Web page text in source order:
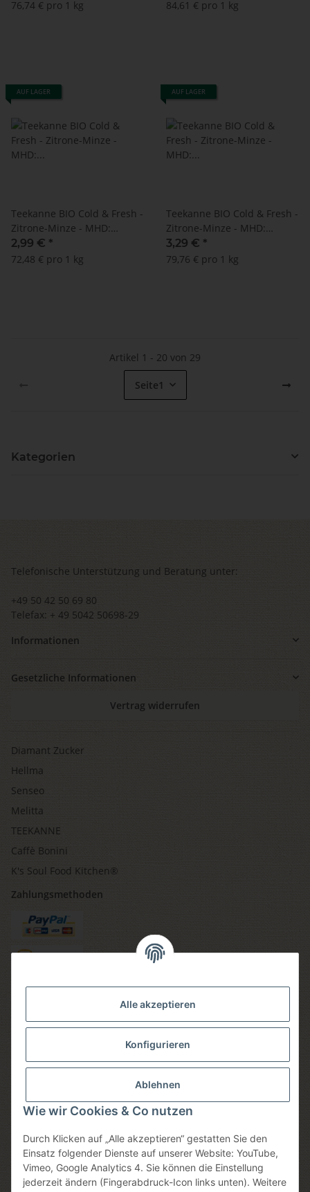
Alle akzeptieren
Konfigurieren
Ablehnen
Wie wir Cookies & Co nutzen
Durch Klicken auf „Alle akzeptieren“ gestatten Sie den
Einsatz folgender Dienste auf unserer Website: YouTube,
Vimeo, Google Analytics 4. Sie können die Einstellung
jederzeit ändern (Fingerabdruck-Icon links unten). Weitere
76,74 € pro 1 kg
g
84,61 € pro 1 kg
AUF LAGER
Teekanne BIO Cold & Fresh -
Zitrone-Minze - MHD:
28.02.2025 ! (15
Doppelkammerbeutel à 2,75
2,99 € *
72,48 € pro 1 kg
AUF LAGER
Teekanne BIO Cold & Fresh -
Zitrone-Minze - MHD:
28.02.2026 ! (15
Doppelkammerbeutel à 2,75
3,29 € *
79,76 € pro 1 kg
Artikel 1 - 20 von 29
Seite1
Kategorien
Telefonische Unterstützung und Beratung unter:
+49 50 42 50 69 80
Telefax: + 49 5042 50698-29
Informationen
Gesetzliche Informationen
Vertrag widerrufen
Diamant Zucker
Hellma
Senseo
Melitta
TEEKANNE
Caffè Bonini
K's Soul Food Kitchen®
Zahlungsmethoden
Versandmethoden
Sicheres einkaufen